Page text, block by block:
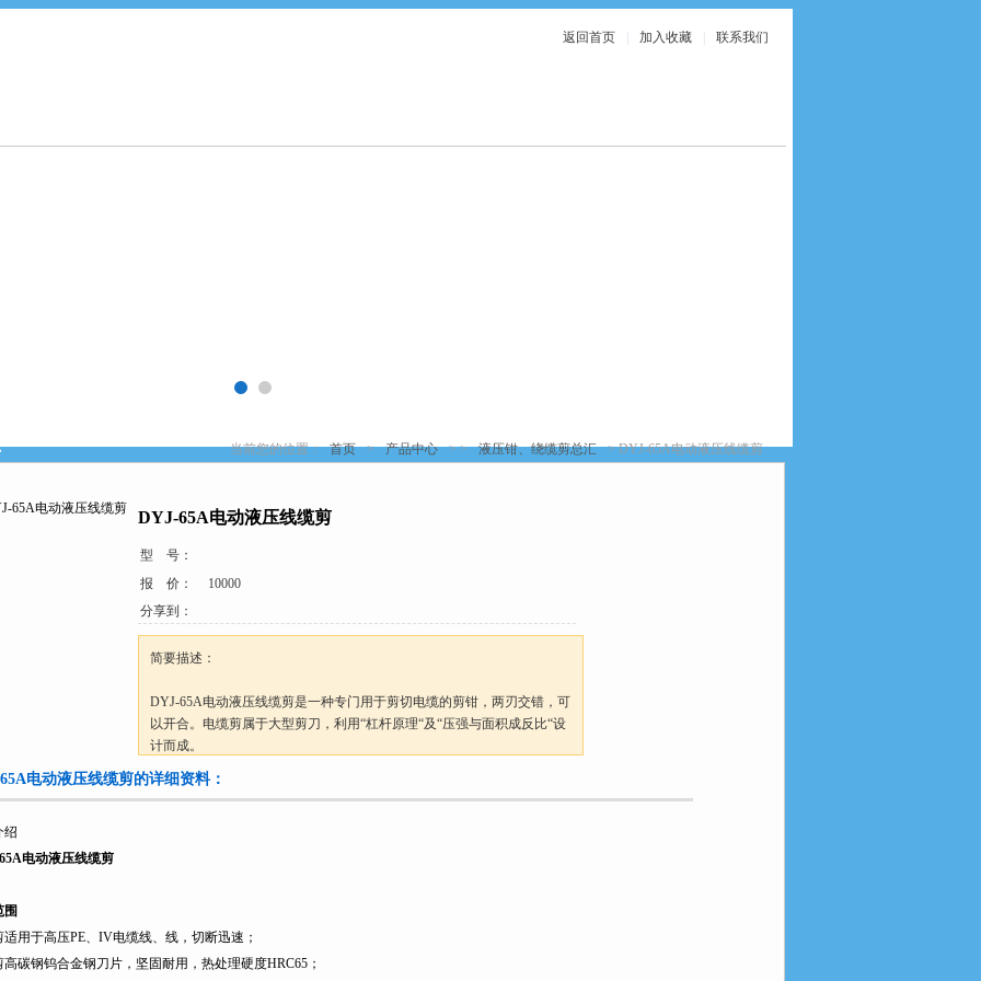
返回首页 加入收藏 联系我们
当前您的位置： 首页 > 产品中心 > > 液压钳、绕缆剪总汇 > DYJ-65A电动液压线缆剪
DYJ-65A电动液压线缆剪
型 号：
报 价：
10000
分享到：
简要描述：
DYJ-65A电动液压线缆剪是一种专门用于剪切电缆的剪钳，两刃交错，可
以开合。电缆剪属于大型剪刀，利用“杠杆原理“及“压强与面积成反比“设
计而成。
电动液压线缆剪的详细资料：
绍
电动液压线缆剪
围
适用于高压PE、IV电缆线、线，切断迅速；
高碳钢钨合金钢刀片，坚固耐用，热处理硬度HRC65；